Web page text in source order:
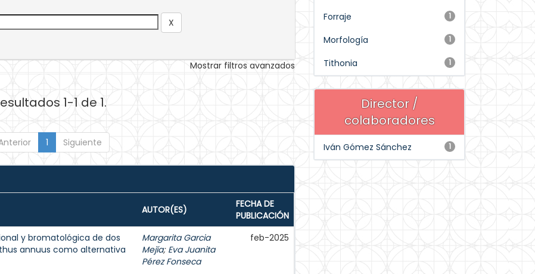
Mostrar filtros avanzados
1-1 de 1.
1 Siguiente
AUTOR(ES)
FECHA DE
PUBLICACIÓN
y bromatológica de dos
annuus como alternativa
Margarita Garcia
Mejía; Eva Juanita
Pérez Fonseca
feb-2025
1
Forraje
1
Morfología
1
Tithonia
Director /
colaboradores
1
Iván Gómez Sánchez